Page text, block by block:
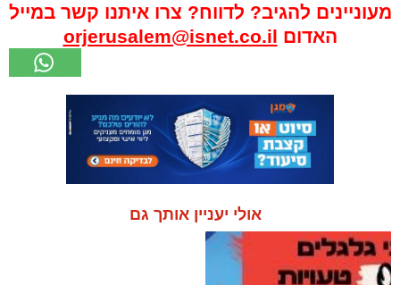
מעוניינים להגיב? לדווח? צרו איתנו קשר במייל
האדום orjerusalem@isnet.co.il
אולי יעניין אותך גם